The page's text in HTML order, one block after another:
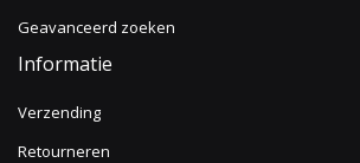
Geavanceerd zoeken
Informatie
Verzending
Retourneren